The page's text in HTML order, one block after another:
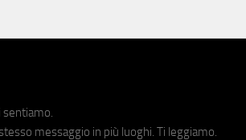
sentiamo.
messaggio in più luoghi. Ti leggiamo.